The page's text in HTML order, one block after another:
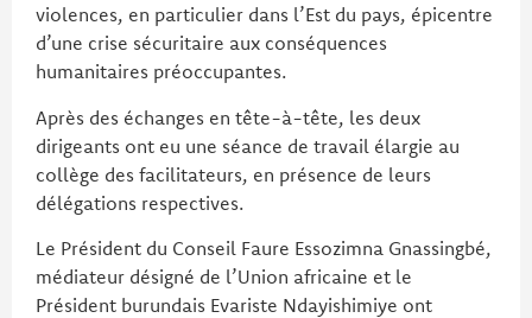
violences, en particulier dans l’Est du pays, épicentre
d’une crise sécuritaire aux conséquences
humanitaires préoccupantes.
Après des échanges en tête-à-tête, les deux
dirigeants ont eu une séance de travail élargie au
collège des facilitateurs, en présence de leurs
délégations respectives.
Le Président du Conseil Faure Essozimna Gnassingbé,
médiateur désigné de l’Union africaine et le
Président burundais Evariste Ndayishimiye ont